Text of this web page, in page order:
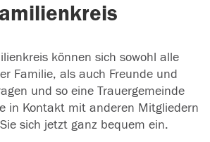
können sich sowohl alle
Familie, als auch Freunde und
und so eine Trauergemeinde
in Kontakt mit anderen Mitgliedern
sich jetzt ganz bequem ein.